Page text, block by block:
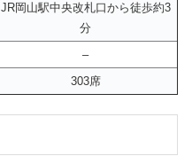
JR岡山駅中央改札口から徒歩約3
分
–
303席